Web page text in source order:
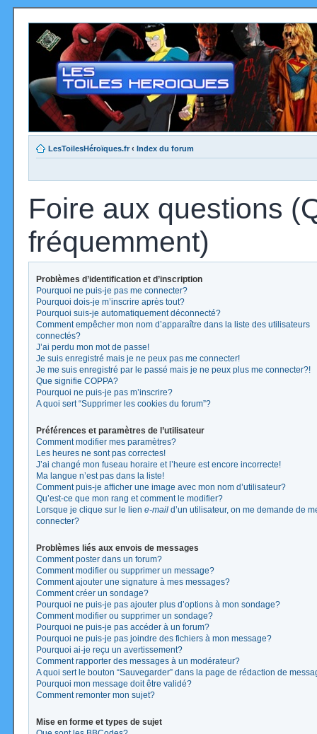
LesToilesHéroïques.fr ‹ Index du forum
Foire aux questions
fréquemment)
Problèmes d’identification et d’inscription
Pourquoi ne puis-je pas me connecter?
Pourquoi dois-je m’inscrire après tout?
Pourquoi suis-je automatiquement déconnecté?
Comment empêcher mon nom d’apparaître dans la liste des utilisateurs
connectés?
J’ai perdu mon mot de passe!
Je suis enregistré mais je ne peux pas me connecter!
Je me suis enregistré par le passé mais je ne peux plus me connecter?!
Que signifie COPPA?
Pourquoi ne puis-je pas m’inscrire?
A quoi sert “Supprimer les cookies du forum”?
Préférences et paramètres de l’utilisateur
Comment modifier mes paramètres?
Les heures ne sont pas correctes!
J’ai changé mon fuseau horaire et l’heure est encore incorrecte!
Ma langue n’est pas dans la liste!
Comment puis-je afficher une image avec mon nom d’utilisateur?
Qu’est-ce que mon rang et comment le modifier?
Lorsque je clique sur le lien e-mail d’un utilisateur, on me demande de
connecter?
Problèmes liés aux envois de messages
Comment poster dans un forum?
Comment modifier ou supprimer un message?
Comment ajouter une signature à mes messages?
Comment créer un sondage?
Pourquoi ne puis-je pas ajouter plus d’options à mon sondage?
Comment modifier ou supprimer un sondage?
Pourquoi ne puis-je pas accéder à un forum?
Pourquoi ne puis-je pas joindre des fichiers à mon message?
Pourquoi ai-je reçu un avertissement?
Comment rapporter des messages à un modérateur?
A quoi sert le bouton “Sauvegarder” dans la page de rédaction de
Pourquoi mon message doit être validé?
Comment remonter mon sujet?
Mise en forme et types de sujet